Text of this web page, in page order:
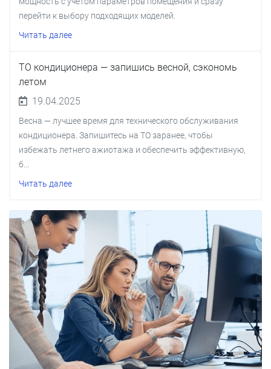
перейти к выбору подходящих моделей.
Читать далее
ТО кондиционера — запишись весной, сэкономь
летом
19.04.2025
Весна — лучшее время для технического обслуживания
кондиционера. Запишитесь на ТО заранее, чтобы
избежать летнего ажиотажа и обеспечить эффективную,
б...
Читать далее